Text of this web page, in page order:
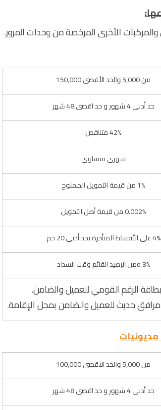
الأخرى المرخصة من وحدات المرور.
من 5,000 والحد الأقصى 150,000
حد أدنى 4 شهور و حد اقصى 48 شهر
42% متناقص
شهرى متساوى
1% من قيمة التمويل الممنوح
0.002% من قيمة أصل التمويل
4% على الأقساط المتأخرة بحد أدني 20 جم
3% oمن الرصيد القائم وقت السداد
الرقم القومي للعميل والضامن.
حديث للعميل والضامن بمحل الإقامة.
من 5,000 والحد الأقصى 100,000
حد أدنى 4 شهور و حد اقصى 48 شهر